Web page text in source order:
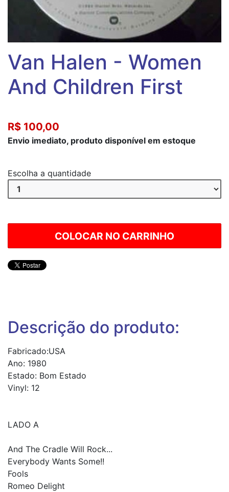
Van Halen - Women
And Children First
R$ 100,00
Envio imediato, produto disponível em estoque
Escolha a quantidade
Descrição do produto:
Fabricado:USA
Ano: 1980
Estado: Bom Estado
Vinyl: 12
LADO A
And The Cradle Will Rock...
Everybody Wants Some!!
Fools
Romeo Delight